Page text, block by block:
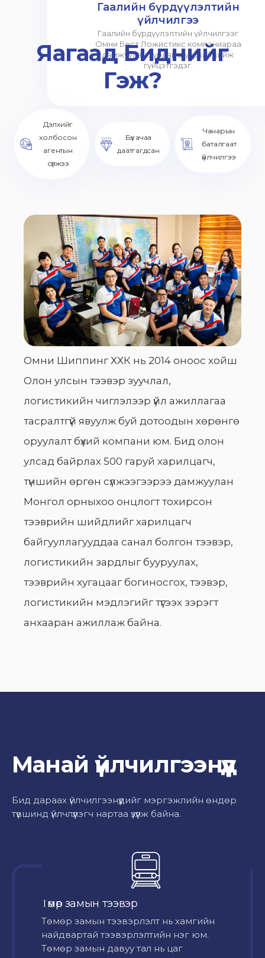
Гаалийн бүрдүүлэлтийн
үйлчилгээ
Гаалийн бүрдүүлэлтийн үйлчилгээг
Омни Бест Ложистикс компаниараа
дамжуулан хурдан шуурхай хийж
гүйцэтгэдэг.
Яагаад Биднийг
Гэж?
Дэлхийг
холбосон
агентын
сүлжээ
Бүх ачаа
даатгагдсан
Чанарын
баталгаат
үйлчилгээ
Омни Шиппинг ХХК нь 2014 оноос хойш
Олон улсын тээвэр зуучлал,
логистикийн чиглэлээр үйл ажиллагаа
тасралтгүй явуулж буй дотоодын хөрөнгө
оруулалт бүхий компани юм. Бид олон
улсад байрлах 500 гаруй харилцагч,
түншийн өргөн сүлжээгээрээ дамжуулан
Монгол орныхоо онцлогт тохирсон
тээврийн шийдлийг харилцагч
байгууллагууддаа санал болгон тээвэр,
логистикийн зардлыг бууруулах,
тээврийн хугацааг богиносгох, тээвэр,
логистикийн мэдлэгийг түгээх зэрэгт
анхааран ажиллаж байна.
Манай үйлчилгээнүүд
Бид дараах үйлчилгээнүүдийг мэргэжлийн өндөр
түвшинд үйлчлүүлэгч нартаа үзүүлж байна.
Төмөр замын тээвэр
Төмөр замын тээвэрлэлт нь хамгийн
найдвартай тээвэрлэлтийн нэг юм.
Төмөр замын давуу тал нь цаг